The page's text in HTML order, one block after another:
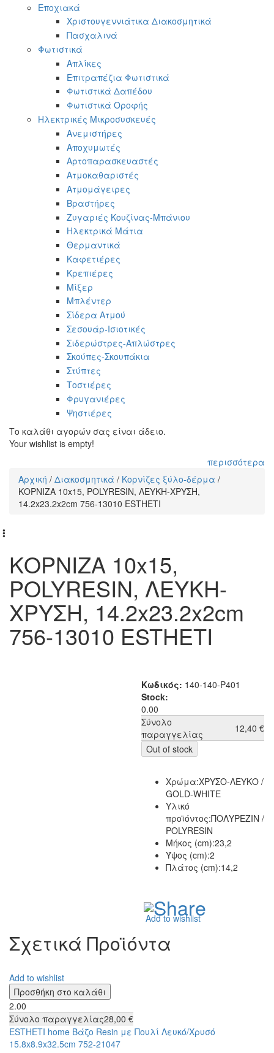
Εποχιακά
Χριστουγεννιάτικα Διακοσμητικά
Πασχαλινά
Φωτιστικά
Απλίκες
Επιτραπέζια Φωτιστικά
Φωτιστικά Δαπέδου
Φωτιστικά Οροφής
Ηλεκτρικές Μικροσυσκευές
Ανεμιστήρες
Αποχυμωτές
Αρτοπαρασκευαστές
Ατμοκαθαριστές
Ατμομάγειρες
Βραστήρες
Ζυγαριές Κουζίνας-Μπάνιου
Ηλεκτρικά Μάτια
Θερμαντικά
Καφετιέρες
Κρεπιέρες
Μίξερ
Μπλέντερ
Σίδερα Ατμού
Σεσουάρ-Ισιοτικές
Σιδερώστρες-Απλώστρες
Σκούπες-Σκουπάκια
Στύπτες
Τοστιέρες
Φρυγανιέρες
Ψηστιέρες
Το καλάθι αγορών σας είναι άδειο.
Your wishlist is empty!
περισσότερα
Είστε εδώ
Αρχική / Διακοσμητικά / Κορνίζες ξύλο-δέρμα /
ΚΟΡΝΙΖΑ 10x15, POLYRESIN, ΛΕΥΚΗ-ΧΡΥΣΗ,
14.2x23.2x2cm 756-13010 ESTHETI
ΚΟΡΝΙΖΑ 10x15,
POLYRESIN, ΛΕΥΚΗ-
ΧΡΥΣΗ, 14.2x23.2x2cm
756-13010 ESTHETI
Κωδικός: 140-140-P401
Stock:
0.00
Σύνολο
παραγγελίας
12,40 €
Χρώμα:ΧΡΥΣΟ-ΛΕΥΚΟ /
GOLD-WHITE
Υλικό
προϊόντος:ΠΟΛΥΡΕΖΙΝ /
POLYRESIN
Μήκος (cm):23,2
Ύψος (cm):2
Πλάτος (cm):14,2
Add to wishlist
Σχετικά Προϊόντα
Add to wishlist
2.00
Σύνολο παραγγελίας28,00 €
ESTHETI home Βάζο Resin με Πουλί Λευκό/Χρυσό
15.8x8.9x32.5cm 752-21047